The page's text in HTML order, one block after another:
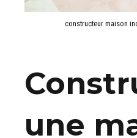
constructeur maison
une